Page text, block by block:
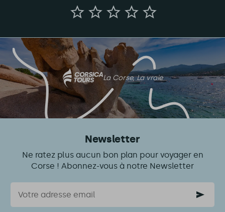
Donnez-
nous
sur
cet
article
La Corse, La vraie
Newsletter
Ne ratez plus aucun bon plan pour voyager en
Corse ! Abonnez-vous à notre Newsletter
Courriel